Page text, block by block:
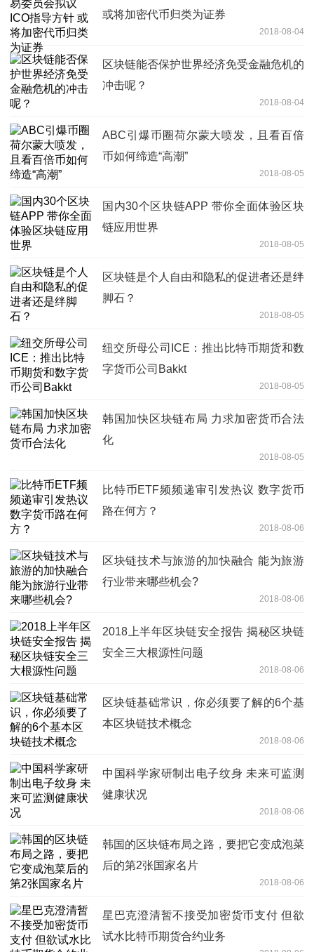
或将加密代币归类为证券
2018-08-04
区块链能否保护世界经济免受金融危机的
冲击呢？
2018-08-04
ABC引爆币圈荷尔蒙大喷发，且看百倍
币如何缔造“高潮”
2018-08-05
国内30个区块链APP 带你全面体验区块
链应用世界
2018-08-05
区块链是个人自由和隐私的促进者还是绊
脚石？
2018-08-05
纽交所母公司ICE：推出比特币期货和数
字货币公司Bakkt
2018-08-05
韩国加快区块链布局 力求加密货币合法
化
2018-08-05
比特币ETF频频递审引发热议 数字货币
路在何方？
2018-08-06
区块链技术与旅游的加快融合 能为旅游
行业带来哪些机会?
2018-08-06
2018上半年区块链安全报告 揭秘区块链
安全三大根源性问题
2018-08-06
区块链基础常识，你必须要了解的6个基
本区块链技术概念
2018-08-06
中国科学家研制出电子纹身 未来可监测
健康状况
2018-08-06
韩国的区块链布局之路，要把它变成泡菜
后的第2张国家名片
2018-08-06
星巴克澄清暂不接受加密货币支付 但欲
试水比特币期货合约业务